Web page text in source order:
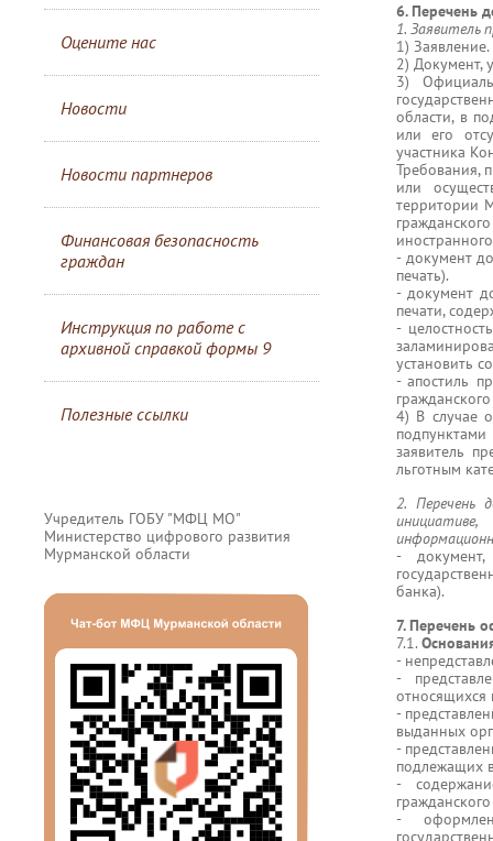
Оцените нас
Новости
Новости партнеров
Финансовая безопасность
граждан
Инструкция по работе с
архивной справкой формы 9
Полезные ссылки
Учредитель ГОБУ "МФЦ МО"
Министерство цифрового развития
Мурманской области
6. Перечень
1. Заявитель
1) Заявление.
2) Документ,
3)
области, в
или его
участника
Требования,
или
территории
- документ
печать).
- документ
печати,
-
установить
- апостиль
4) В случае
заявитель
льготным
2. Перечень
- документ,
банка).
7. Перечень
7.1.
-
-
относящихся
-
выданных
-
подлежащих
-
-